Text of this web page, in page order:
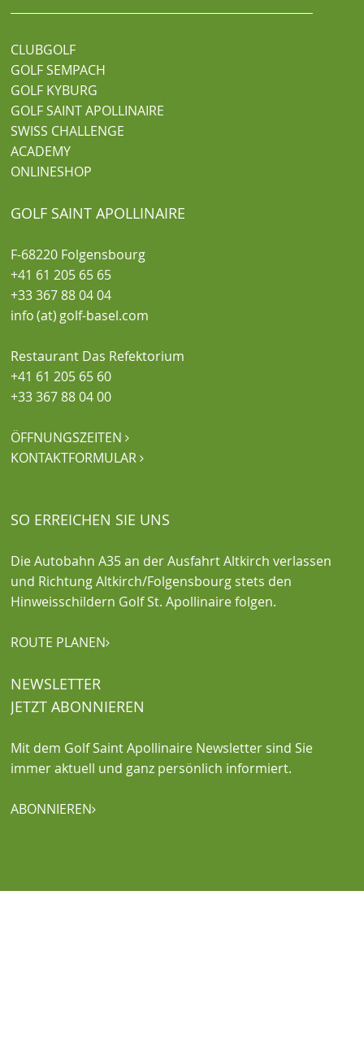
CLUBGOLF
GOLF SEMPACH
GOLF KYBURG
GOLF SAINT APOLLINAIRE
SWISS CHALLENGE
ACADEMY
ONLINESHOP
GOLF SAINT APOLLINAIRE
F-68220 Folgensbourg
+41 61 205 65 65
+33 367 88 04 04
info (at) golf-basel.com
Restaurant Das Refektorium
+41 61 205 65 60
+33 367 88 04 00
ÖFFNUNGSZEITEN
KONTAKTFORMULAR
SO ERREICHEN SIE UNS
Die Autobahn A35 an der Ausfahrt Altkirch verlassen
und Richtung Altkirch/Folgensbourg stets den
Hinweisschildern Golf St. Apollinaire folgen.
ROUTE PLANEN
NEWSLETTER
JETZT ABONNIEREN
Mit dem Golf Saint Apollinaire Newsletter sind Sie
immer aktuell und ganz persönlich informiert.
ABONNIEREN